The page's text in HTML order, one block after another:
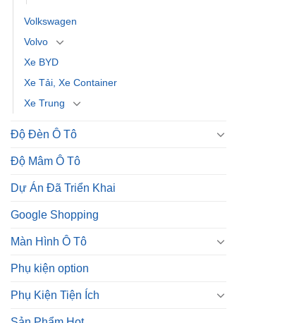
Volkswagen
Volvo
Xe BYD
Xe Tải, Xe Container
Xe Trung
Độ Đèn Ô Tô
Độ Mâm Ô Tô
Dự Án Đã Triển Khai
Google Shopping
Màn Hình Ô Tô
Phụ kiện option
Phụ Kiện Tiện Ích